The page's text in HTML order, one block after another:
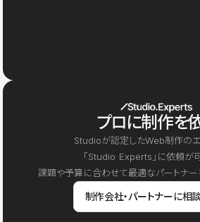
プロに制作を
Studioが認定したWeb制作の
「Studio Experts」に依頼が可
課題や予算に合わせて最適なパートナー
制作会社・パートナーに相